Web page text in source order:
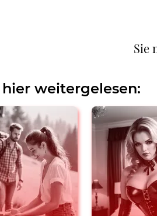
Sie
weitergelesen: